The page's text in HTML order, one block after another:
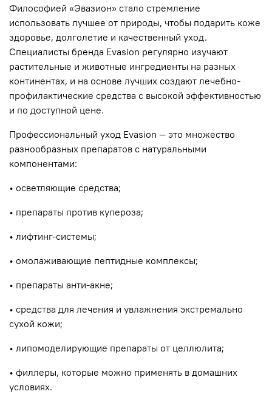
Философией «Эвазион» стало стремление
использовать лучшее от природы, чтобы подарить коже
здоровье, долголетие и качественный уход.
Специалисты бренда Evasion регулярно изучают
растительные и животные ингредиенты на разных
континентах, и на основе лучших создают лечебно-
профилактические средства с высокой эффективностью
и по доступной цене.
Профессиональный уход Evasion — это множество
разнообразных препаратов с натуральными
компонентами:
• осветляющие средства;
• препараты против купероза;
• лифтинг-системы;
• омолаживающие пептидные комплексы;
• препараты анти-акне;
• средства для лечения и увлажнения экстремально
сухой кожи;
• липомоделирующие препараты от целлюлита;
• филлеры, которые можно применять в домашних
условиях.